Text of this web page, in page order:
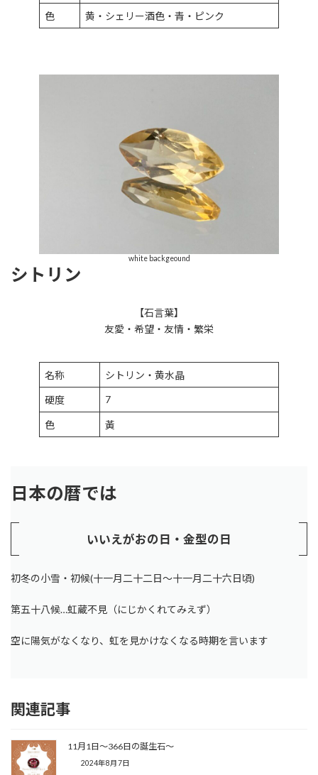
色 黄・シェリー酒色・青・ピンク
white backgeound
シトリン
【石言葉】
友愛・希望・友情・繁栄
名称 シトリン・黄水晶
硬度 7
色 黃
日本の暦では
いいえがおの日・金型の日
初冬の小雪・初候(十一月二十二日～十一月二十六日頃)
第五十八候…虹蔵不見（にじかくれてみえず）
空に陽気がなくなり、虹を見かけなくなる時期を言います
関連記事
11月1日〜366日の誕生石〜
2024年8月7日